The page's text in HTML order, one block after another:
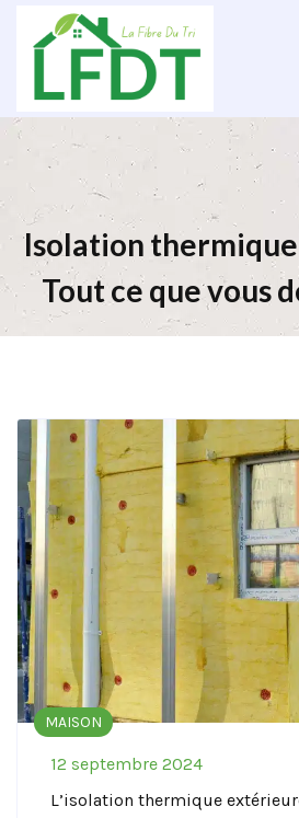
Isolation
Tout ce que vous
MAISON
12 septembre 2024
L’isolation thermique